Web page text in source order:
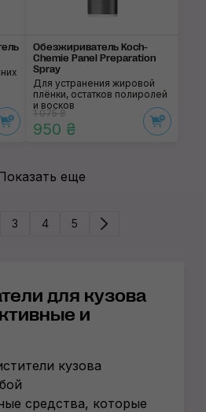
Обезжириватель Koch-
Chemie Panel Preparation
Spray
Для устранения жировой
плёнки, остатков полиролей
и восков
1 075 ₴
950 ₴
еще
3 4 5
для кузова
и
кузова
средства, которые